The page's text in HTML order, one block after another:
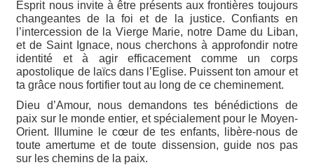
Esprit nous invite à être présents aux frontières toujours
changeantes de la foi et de la justice. Confiants en
l’intercession de la Vierge Marie, notre Dame du Liban,
et de Saint Ignace, nous cherchons à approfondir notre
identité et à agir efficacement comme un corps
apostolique de laïcs dans l’Eglise. Puissent ton amour et
ta grâce nous fortifier tout au long de ce cheminement.
Dieu d’Amour, nous demandons tes bénédictions de
paix sur le monde entier, et spécialement pour le Moyen-
Orient. Illumine le cœur de tes enfants, libère-nous de
toute amertume et de toute dissension, guide nos pas
sur les chemins de la paix.